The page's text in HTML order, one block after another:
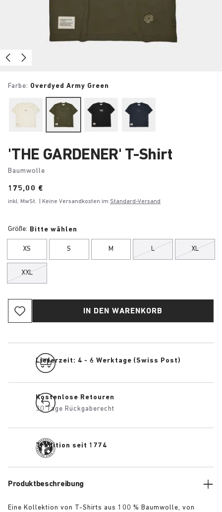
Farbe: Overdyed Army Green
'THE GARDENER' T-Shirt
Baumwolle
Price:
175,00 €
inkl. MwSt. | Keine Versandkosten im Standard-Versand
Größe: Bitte wählen
XS S M L XL
XXL
IN DEN WARENKORB
Lieferzeit: 4 - 6 Werktage (Swiss Post)
Kostenlose Retouren
30 Tage Rückgaberecht
Tradition seit 1774
Produktbeschreibung
Eine Kollektion von T-Shirts aus 100 % Baumwolle, von